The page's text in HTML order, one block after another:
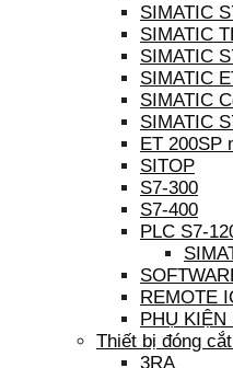
SIMATIC
SIMATIC
SIMATIC
SIMATIC
SIMATIC
SIMATIC
ET 200SP
SITOP
S7-300
S7-400
PLC S7-
REMOTE
PHỤ KIỆN
Thiết bị đóng
3RA